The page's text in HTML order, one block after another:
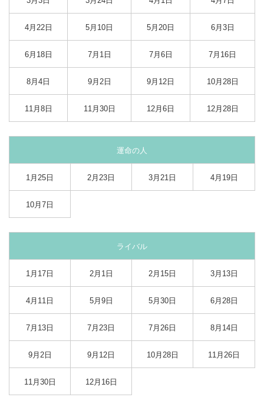
4月22日 5月10日 5月20日 6月3日
6月18日 7月1日 7月6日 7月16日
8月4日 9月2日 9月12日 10月28日
11月8日 11月30日 12月6日 12月28日
運命の人
1月25日 2月23日 3月21日 4月19日
10月7日
ライバル
1月17日 2月1日 2月15日 3月13日
4月11日 5月9日 5月30日 6月28日
7月13日 7月23日 7月26日 8月14日
9月2日 9月12日 10月28日 11月26日
11月30日 12月16日